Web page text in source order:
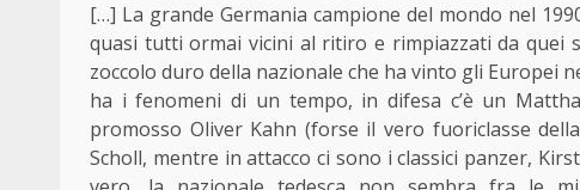
[…] La grande Germania campione del mondo nel
quasi tutti ormai vicini al ritiro e rimpiazzati da
zoccolo duro della nazionale che ha vinto gli Europei
ha i fenomeni di un tempo, in difesa c’è un
promosso Oliver Kahn (forse il vero fuoriclasse
Scholl, mentre in attacco ci sono i classici panzer,